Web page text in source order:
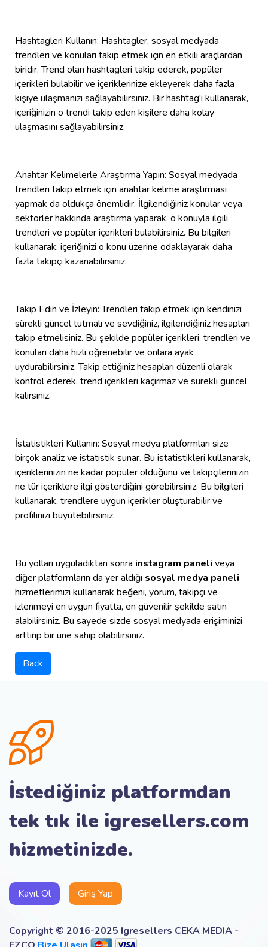
Hashtagleri Kullanın: Hashtagler, sosyal medyada
trendleri ve konuları takip etmek için en etkili araçlardan
biridir. Trend olan hashtagleri takip ederek, popüler
içerikleri bulabilir ve içeriklerinize ekleyerek daha fazla
kişiye ulaşmanızı sağlayabilirsiniz. Bir hashtag'i kullanarak,
içeriğinizin o trendi takip eden kişilere daha kolay
ulaşmasını sağlayabilirsiniz.
Anahtar Kelimelerle Araştırma Yapın: Sosyal medyada
trendleri takip etmek için anahtar kelime araştırması
yapmak da oldukça önemlidir. İlgilendiğiniz konular veya
sektörler hakkında araştırma yaparak, o konuyla ilgili
trendleri ve popüler içerikleri bulabilirsiniz. Bu bilgileri
kullanarak, içeriğinizi o konu üzerine odaklayarak daha
fazla takipçi kazanabilirsiniz.
Takip Edin ve İzleyin: Trendleri takip etmek için kendinizi
sürekli güncel tutmalı ve sevdiğiniz, ilgilendiğiniz hesapları
takip etmelisiniz. Bu şekilde popüler içerikleri, trendleri ve
konuları daha hızlı öğrenebilir ve onlara ayak
uydurabilirsiniz. Takip ettiğiniz hesapları düzenli olarak
kontrol ederek, trend içerikleri kaçırmaz ve sürekli güncel
kalırsınız.
İstatistikleri Kullanın: Sosyal medya platformları size
birçok analiz ve istatistik sunar. Bu istatistikleri kullanarak,
içeriklerinizin ne kadar popüler olduğunu ve takipçilerinizin
ne tür içeriklere ilgi gösterdiğini görebilirsiniz. Bu bilgileri
kullanarak, trendlere uygun içerikler oluşturabilir ve
profilinizi büyütebilirsiniz.
Bu yolları uyguladıktan sonra instagram paneli veya
diğer platformların da yer aldığı sosyal medya paneli
hizmetlerimizi kullanarak beğeni, yorum, takipçi ve
izlenmeyi en uygun fiyatta, en güvenilir şekilde satın
alabilirsiniz. Bu sayede sizde sosyal medyada erişiminizi
arttırıp bir üne sahip olabilirsiniz.
Back
İstediğiniz platformdan
tek tık ile igresellers.com
hizmetinizde.
Kayıt Ol Giriş Yap
Copyright © 2016-2025 Igresellers CEKA MEDIA -